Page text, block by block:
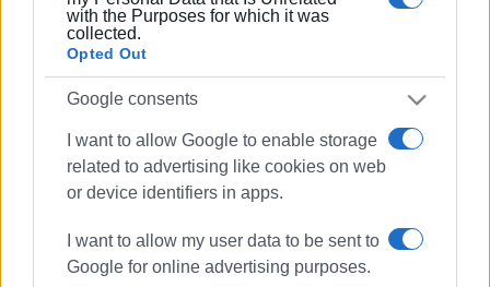
with the Purposes for which it was
collected.
Opted Out
Google consents
I want to allow Google to enable storage
related to advertising like cookies on web
or device identifiers in apps.
I want to allow my user data to be sent to
Google for online advertising purposes.